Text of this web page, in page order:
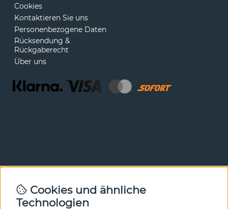
Cookies
Kontaktieren Sie uns
Personenbezogene Daten
Rücksendung &
Rückgaberecht
Über uns
Newsletter
In unserem Newsletter erfahren Sie vor allen anderen
Cookies und ähnliche
Technologien